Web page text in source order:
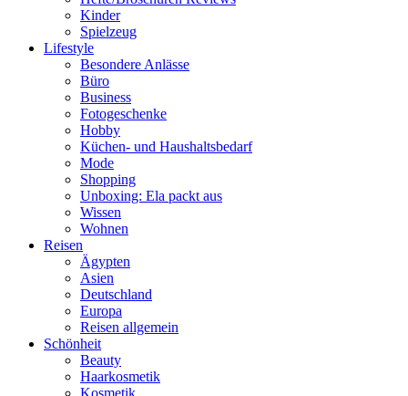
Kinder
Spielzeug
Lifestyle
Besondere Anlässe
Büro
Business
Fotogeschenke
Hobby
Küchen- und Haushaltsbedarf
Mode
Shopping
Unboxing: Ela packt aus
Wissen
Wohnen
Reisen
Ägypten
Asien
Deutschland
Europa
Reisen allgemein
Schönheit
Beauty
Haarkosmetik
Kosmetik